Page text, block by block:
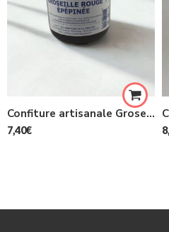
Confiture artisanale Groseille Rouge Epépinée 500g
7,40€